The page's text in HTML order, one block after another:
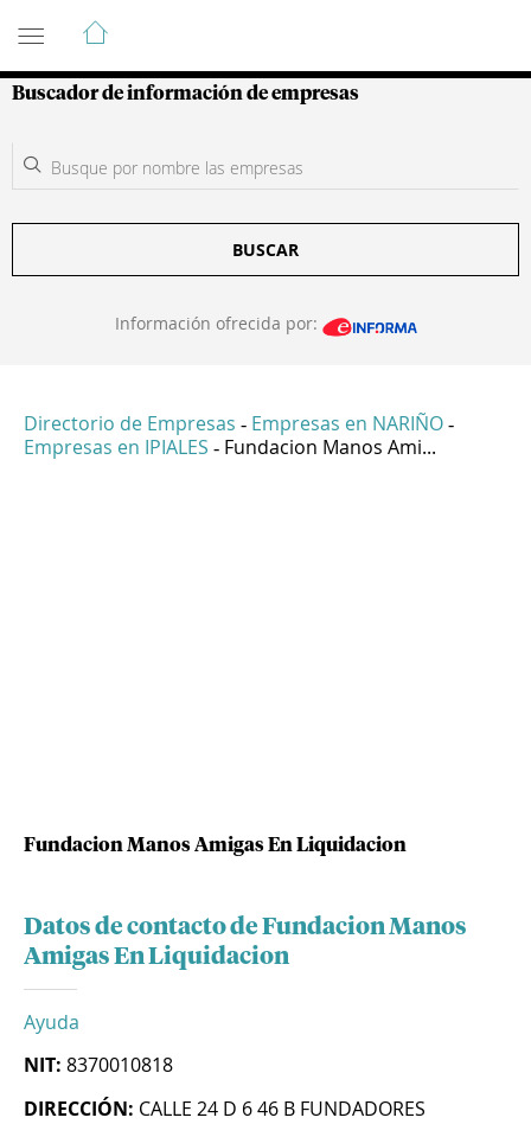
Guía de Empresas Colombianas
Buscador de información de empresas
BUSCAR
Información ofrecida por:
Directorio de Empresas - Empresas en NARIÑO -
Empresas en IPIALES - Fundacion Manos Ami...
Fundacion Manos Amigas En Liquidacion
Datos de contacto de Fundacion Manos
Amigas En Liquidacion
Ayuda
NIT: 8370010818
DIRECCIÓN: CALLE 24 D 6 46 B FUNDADORES